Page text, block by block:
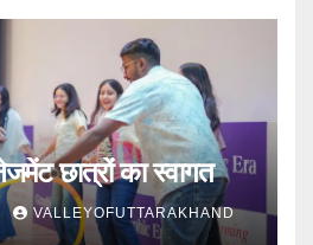
छात्रों का स्वागत
VALLEYOFUTTARAKHAND